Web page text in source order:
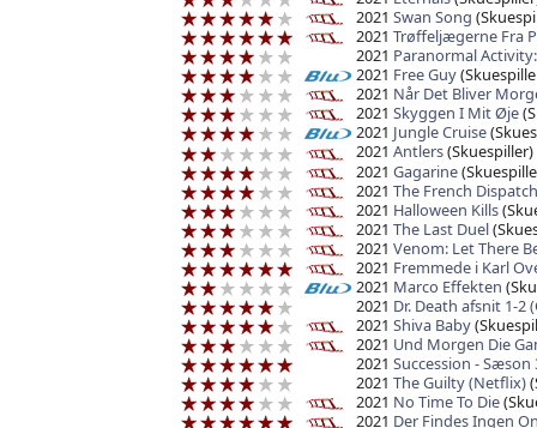
2021 Swan Song
2021 Trøffeljægerne Fra
2021 Paranormal
2021 Free Guy
2021 Når Det Bliver
2021 Skyggen I Mit Øje
2021 Jungle Cruise
2021 Antlers(Skuespiller)
2021 Gagarine
2021 The French Dispatch
2021 Halloween Kills
2021 The Last Duel
2021 Venom: Let There
2021 Fremmede i Karl
2021 Marco Effekten
2021 Dr. Death afsnit 1-2
2021 Shiva Baby
2021 Und Morgen Die
2021 Succession - Sæson
2021 The Guilty (Netflix)
2021 No Time To Die
2021 Der Findes Ingen